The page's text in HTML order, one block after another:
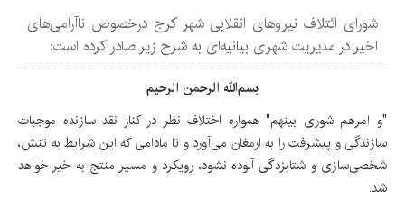
شورای ائتلاف نیروهای انقلابی شهر کرج درخصوص ناآرامی‌های
اخیر در مدیریت شهری بیانیه‌ای به شرح زیر صادر کرده است:
بسم‌الله الرحمن الرحیم
"و امرهم شوری بینهم" همواره اختلاف نظر در کنار نقد سازنده موجبات
سازندگی و پیشرفت را به ارمغان می‌آورد و تا مادامی که این شرایط به تنش،
شخصی‌سازی و شتابزدگی آلوده نشود، رویکرد و مسیر منتج به خیر خواهد
شد.